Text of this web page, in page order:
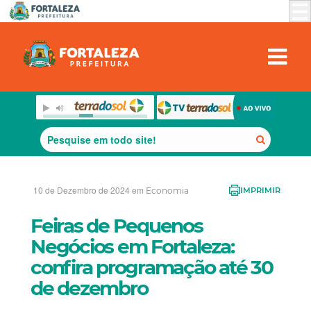
10 de Dezembro de 2024 em Economia IMPRIMIR
Feiras de Pequenos
Negócios em Fortaleza:
confira programação até 30
de dezembro